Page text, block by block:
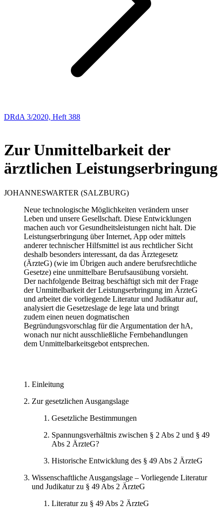
DRdA 3/2020, Heft 388
Zur Unmittelbarkeit der
ärztlichen Leistungserbringung
JOHANNESWARTER (SALZBURG)
Neue technologische Möglichkeiten verändern unser
Leben und unsere Gesellschaft. Diese Entwicklungen
machen auch vor Gesundheitsleistungen nicht halt. Die
Leistungserbringung über Internet, App oder mittels
anderer technischer Hilfsmittel ist aus rechtlicher Sicht
deshalb besonders interessant, da das Ärztegesetz
(ÄrzteG) (wie im Übrigen auch andere berufsrechtliche
Gesetze) eine unmittelbare Berufsausübung vorsieht.
Der nachfolgende Beitrag beschäftigt sich mit der Frage
der Unmittelbarkeit der Leistungserbringung im ÄrzteG
und arbeitet die vorliegende Literatur und Judikatur auf,
analysiert die Gesetzeslage de lege lata und bringt
zudem einen neuen dogmatischen
Begründungsvorschlag für die Argumentation der hA,
wonach nur nicht ausschließliche Fernbehandlungen
dem Unmittelbarkeitsgebot entsprechen.
Einleitung
Zur gesetzlichen Ausgangslage
Gesetzliche Bestimmungen
Spannungsverhältnis zwischen § 2 Abs 2 und § 49
Abs 2 ÄrzteG?
Historische Entwicklung des § 49 Abs 2 ÄrzteG
Wissenschaftliche Ausgangslage – Vorliegende Literatur
und Judikatur zu § 49 Abs 2 ÄrzteG
Literatur zu § 49 Abs 2 ÄrzteG